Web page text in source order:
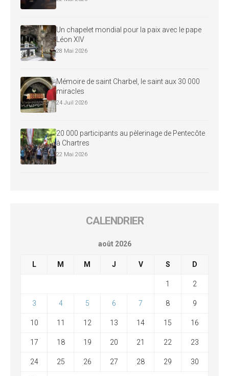
Un chapelet mondial pour la paix avec le pape
Léon XIV
28 Mai 2026
Mémoire de saint Charbel, le saint aux 30 000
miracles
24 Juil 2026
20 000 participants au pèlerinage de Pentecôte
à Chartres
22 Mai 2026
CALENDRIER
août 2026
L M M J V S D
1 2
3 4 5 6 7 8 9
10 11 12 13 14 15 16
17 18 19 20 21 22 23
24 25 26 27 28 29 30